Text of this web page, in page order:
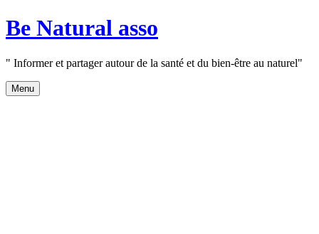
Aller
au
Be Natural asso
" Informer et partager autour de la santé et du bien-être au naturel"
Menu